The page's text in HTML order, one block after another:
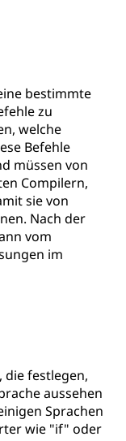
bestimmte
zu
welche
Befehle
müssen von
Compilern,
sie von
Nach der
vom
im
die festlegen,
aussehen
Sprachen
wie "if" oder